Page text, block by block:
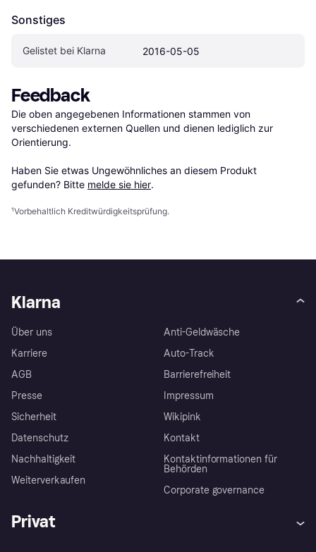
Sonstiges
Gelistet bei Klarna 2016-05-05
Feedback
Die oben angegebenen Informationen stammen von
verschiedenen externen Quellen und dienen lediglich zur
Orientierung.
Haben Sie etwas Ungewöhnliches an diesem Produkt
gefunden? Bitte melde sie hier.
¹Vorbehaltlich Kreditwürdigkeitsprüfung.
Klarna
Über uns
Karriere
AGB
Presse
Sicherheit
Datenschutz
Nachhaltigkeit
Weiterverkaufen
Anti-Geldwäsche
Auto-Track
Barrierefreiheit
Impressum
Wikipink
Kontakt
Kontaktinformationen für
Behörden
Corporate governance
Privat